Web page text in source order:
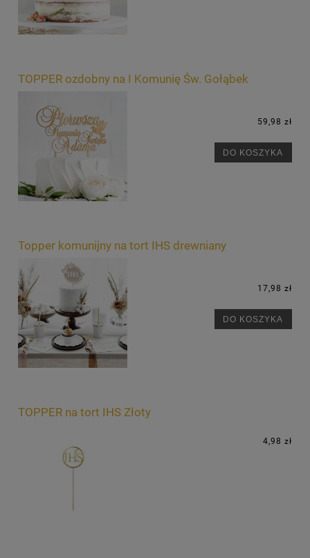
TOPPER ozdobny na I Komunię Św. Gołąbek
59,98 zł
DO KOSZYKA
Topper komunijny na tort IHS drewniany
17,98 zł
DO KOSZYKA
TOPPER na tort IHS Złoty
4,98 zł